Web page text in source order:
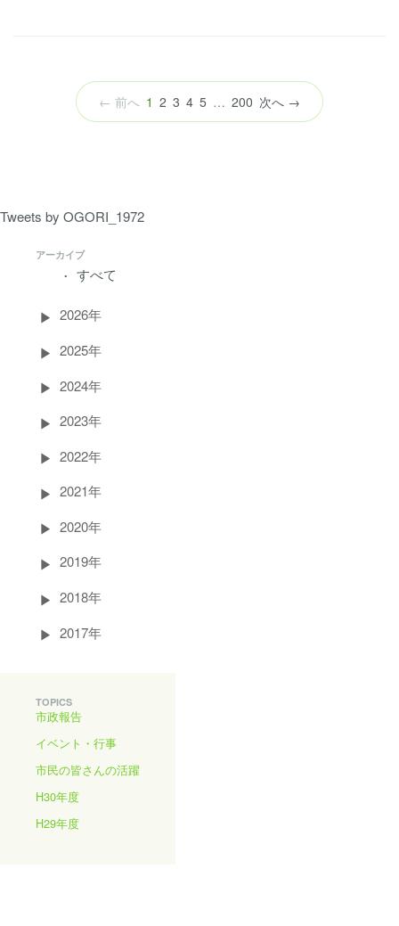
Tweets by OGORI_1972
アーカイブ
すべて
2026年
2025年
2024年
2023年
2022年
2021年
2020年
2019年
2018年
2017年
TOPICS
市政報告
イベント・行事
市民の皆さんの活躍
H30年度
H29年度
← 前へ 1 （こ
の
2 3 4 5 … 200 次へ →